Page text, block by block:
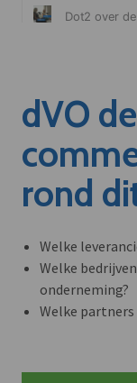
dVO
rond
Welke
Welke
onderneming?
Welke